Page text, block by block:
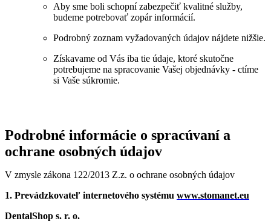
Aby sme boli schopní zabezpečiť kvalitné služby,
budeme potrebovať zopár informácií.
Podrobný zoznam vyžadovaných údajov nájdete nižšie.
Získavame od Vás iba tie údaje, ktoré skutočne
potrebujeme na spracovanie Vašej objednávky - ctíme
si Vaše súkromie.
Podrobné informácie o spracúvaní a
ochrane osobných údajov
V zmysle zákona 122/2013 Z.z. o ochrane osobných údajov
1. Prevádzkovateľ internetového systému www.stomanet.eu
DentalShop s. r. o.